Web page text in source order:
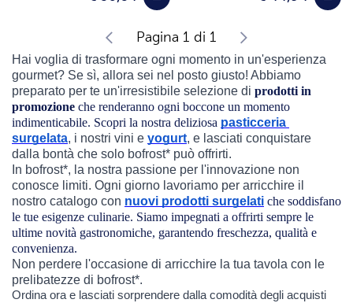
Pagina 1 di 1
Hai voglia di trasformare ogni momento in un'esperienza
gourmet? Se sì, allora sei nel posto giusto! Abbiamo
preparato per te un'irresistibile selezione di prodotti in
promozione che renderanno ogni boccone un momento
indimenticabile. Scopri la nostra deliziosa pasticceria
surgelata, i nostri vini e yogurt, e lasciati conquistare
dalla bontà che solo bofrost* può offrirti.
In bofrost*, la nostra passione per l'innovazione non
conosce limiti. Ogni giorno lavoriamo per arricchire il
nostro catalogo con nuovi prodotti surgelati che soddisfano
le tue esigenze culinarie. Siamo impegnati a offrirti sempre le
ultime novità gastronomiche, garantendo freschezza, qualità e
convenienza.
Non perdere l'occasione di arricchire la tua tavola con le
prelibatezze di bofrost*.
Ordina ora e lasciati sorprendere dalla comodità degli acquisti